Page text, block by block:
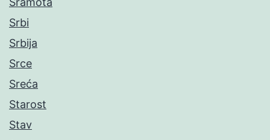
Srbi
Srbija
Srce
Sreća
Starost
Stav